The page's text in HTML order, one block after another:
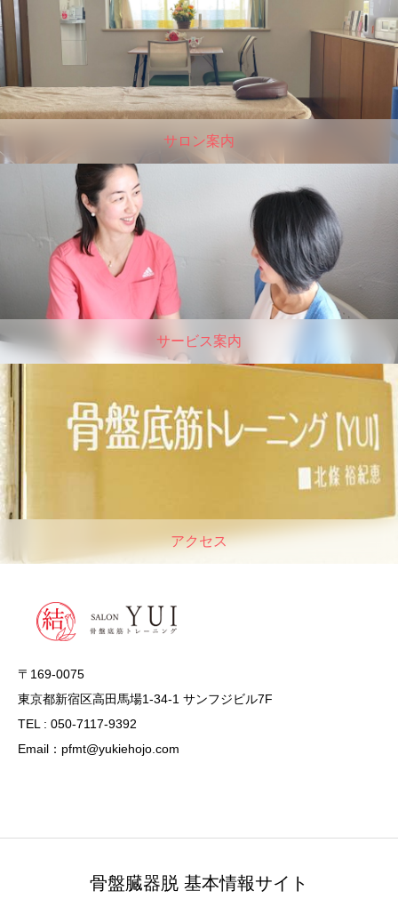
サロン案内
サービス案内
アクセス
〒169-0075
東京都新宿区高田馬場1-34-1 サンフジビル7F
TEL : 050-7117-9392
Email：pfmt@yukiehojo.com
骨盤臓器脱 基本情報サイト